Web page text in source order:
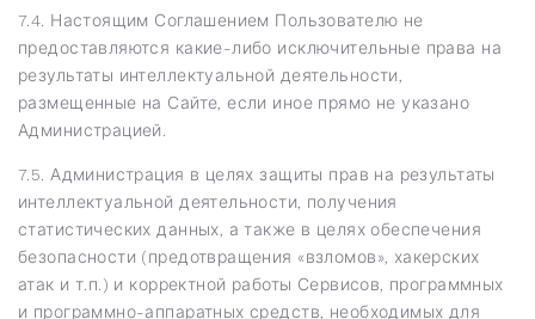
7.4. Настоящим Соглашением Пользователю не
предоставляются какие-либо исключительные права на
результаты интеллектуальной деятельности,
размещенные на Сайте, если иное прямо не указано
Администрацией.
7.5. Администрация в целях защиты прав на результаты
интеллектуальной деятельности, получения
статистических данных, а также в целях обеспечения
безопасности (предотвращения «взломов», хакерских
атак и т.п.) и корректной работы Сервисов, программных
и программно-аппаратных средств, необходимых для